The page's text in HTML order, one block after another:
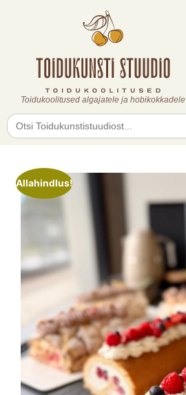
Toidukoolitused algajatele ja hobikokkadele
Search
for:
Allahindlus!